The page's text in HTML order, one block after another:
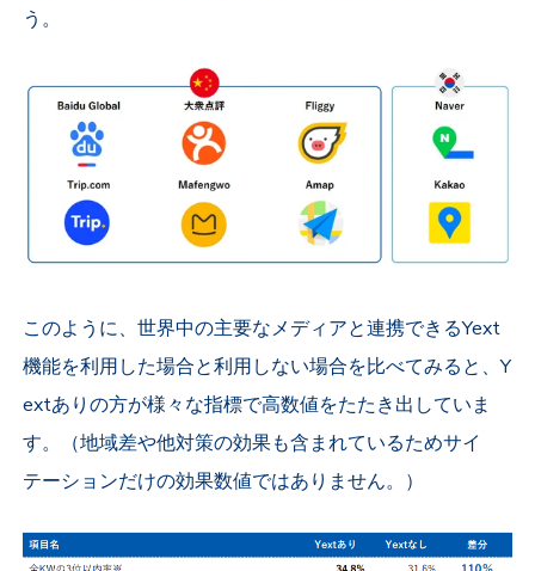
う。
このように、世界中の主要なメディアと連携できるYext
機能を利用した場合と利用しない場合を比べてみると、Y
extありの方が様々な指標で高数値をたたき出していま
す。（地域差や他対策の効果も含まれているためサイ
テーションだけの効果数値ではありません。）